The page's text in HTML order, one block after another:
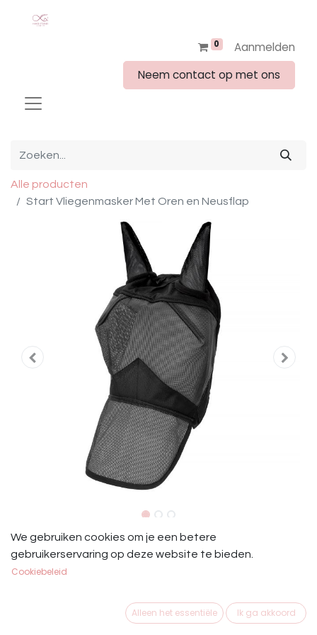
0
Aanmelden
Neem contact op met ons
Alle producten
Start Vliegenmasker Met Oren en Neusflap
Start Vliegenmasker Met Oren en
Neusflap
We gebruiken cookies om je een betere
gebruikerservaring op deze website te bieden.
Cookiebeleid
Alleen het essentiële Ik ga akkoord